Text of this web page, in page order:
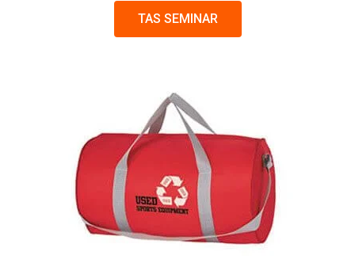
TAS SEMINAR